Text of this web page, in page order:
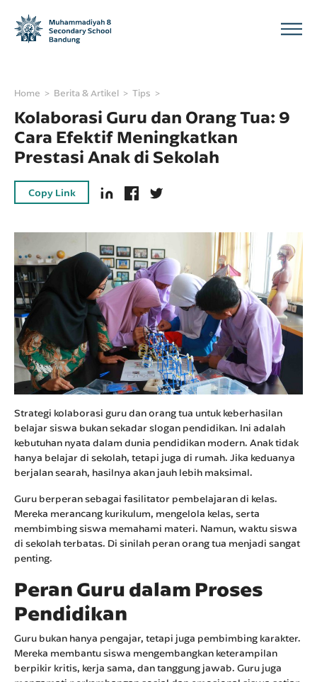
Home Berita & Artikel Tips
Kolaborasi Guru dan Orang Tua: 9
Cara Efektif Meningkatkan
Prestasi Anak di Sekolah
Copy Link
Strategi kolaborasi guru dan orang tua untuk keberhasilan
belajar siswa bukan sekadar slogan pendidikan. Ini adalah
kebutuhan nyata dalam dunia pendidikan modern. Anak tidak
hanya belajar di sekolah, tetapi juga di rumah. Jika keduanya
berjalan searah, hasilnya akan jauh lebih maksimal.
Guru berperan sebagai fasilitator pembelajaran di kelas.
Mereka merancang kurikulum, mengelola kelas, serta
membimbing siswa memahami materi. Namun, waktu siswa
di sekolah terbatas. Di sinilah peran orang tua menjadi sangat
penting.
Peran Guru dalam Proses
Pendidikan
Guru bukan hanya pengajar, tetapi juga pembimbing karakter.
Mereka membantu siswa mengembangkan keterampilan
berpikir kritis, kerja sama, dan tanggung jawab. Guru juga